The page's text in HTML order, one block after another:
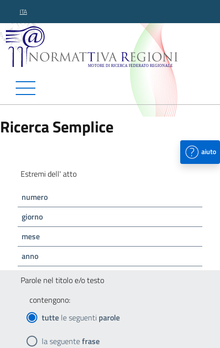
ITA
Normattiva Regioni -
Ricerca Semplice
aiuto
Estremi dell' atto
numero
giorno
mese
anno
Parole nel titolo e/o testo
contengono:
tutte le seguenti parole
la seguentefrase